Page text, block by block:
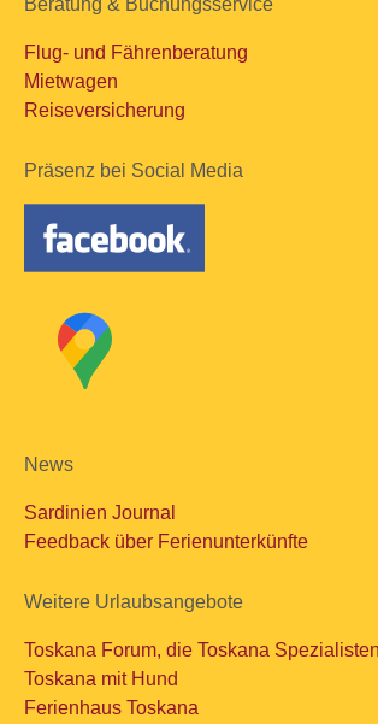
Beratung & Buchungsservice
Flug- und Fährenberatung
Mietwagen
Reiseversicherung
Präsenz bei Social Media
News
Sardinien Journal
Feedback über Ferienunterkünfte
Weitere Urlaubsangebote
Toskana Forum, die Toskana Spezialisten
Toskana mit Hund
Ferienhaus Toskana